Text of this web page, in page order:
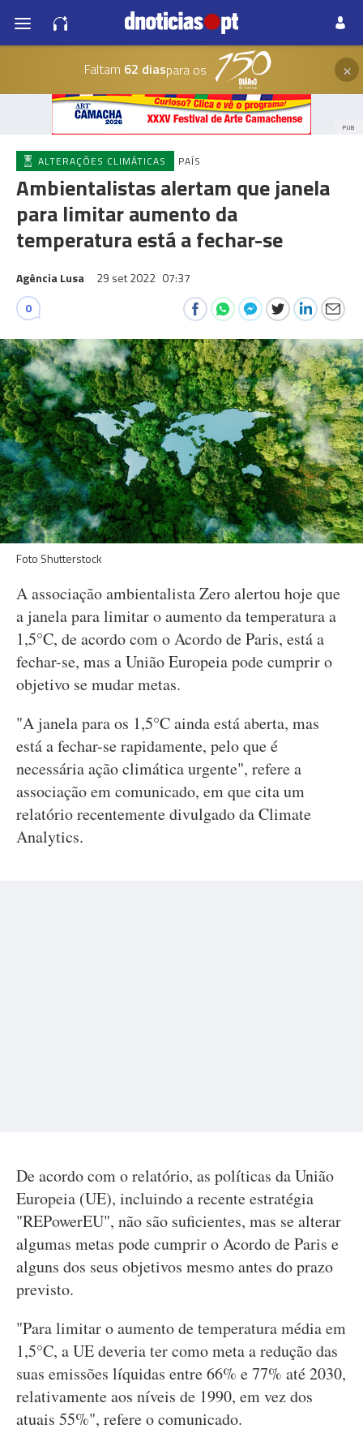
Faltam 62 diaspara os ×
PUB
ALTERAÇÕES CLIMÁTICAS PAÍS
Ambientalistas alertam que janela
para limitar aumento da
temperatura está a fechar-se
Agência Lusa 29 set 2022 07:37
0
Foto Shutterstock
A associação ambientalista Zero alertou hoje que
a janela para limitar o aumento da temperatura a
1,5°C, de acordo com o Acordo de Paris, está a
fechar-se, mas a União Europeia pode cumprir o
objetivo se mudar metas.
"A janela para os 1,5°C ainda está aberta, mas
está a fechar-se rapidamente, pelo que é
necessária ação climática urgente", refere a
associação em comunicado, em que cita um
relatório recentemente divulgado da Climate
Analytics.
De acordo com o relatório, as políticas da União
Europeia (UE), incluindo a recente estratégia
"REPowerEU", não são suficientes, mas se alterar
algumas metas pode cumprir o Acordo de Paris e
alguns dos seus objetivos mesmo antes do prazo
previsto.
"Para limitar o aumento de temperatura média em
1,5°C, a UE deveria ter como meta a redução das
suas emissões líquidas entre 66% e 77% até 2030,
relativamente aos níveis de 1990, em vez dos
atuais 55%", refere o comunicado.